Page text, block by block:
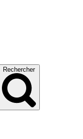
Rechercher